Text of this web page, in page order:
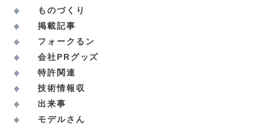
ものづくり
掲載記事
フォークるン
会社PRグッズ
特許関連
技術情報収
出来事
モデルさん